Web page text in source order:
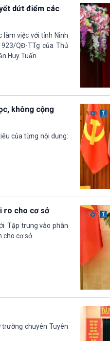
dứt điểm các
làm việc với tỉnh Ninh
QĐ-TTg của Thủ
Huy Tuấn.
không cộng
của từng nội dung:
ro cho cơ sở
Tập trung vào phân
cho cơ sở.
trường chuyên Tuyên